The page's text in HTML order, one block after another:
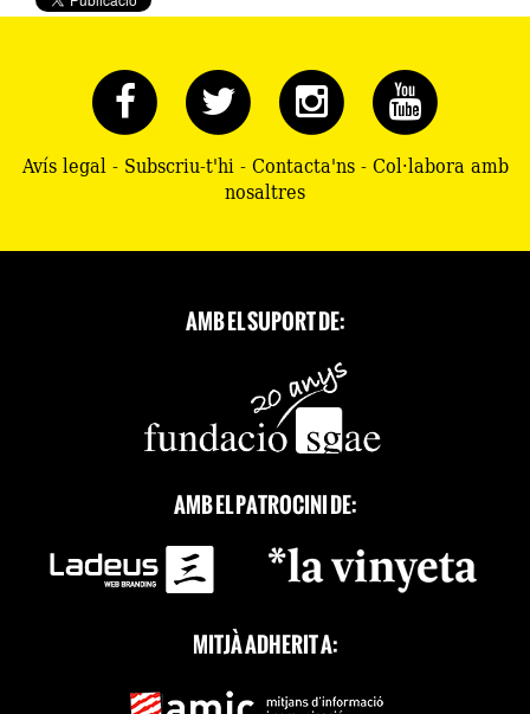
Avís legal- Subscriu-t'hi-Contacta'ns-Col·labora amb
nosaltres
AMB EL SUPORT DE:
AMB EL PATROCINI DE:
MITJÀ ADHERIT A: